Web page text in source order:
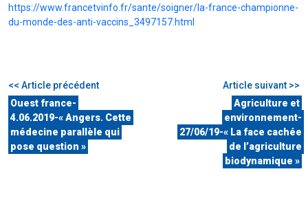
https://www.francetvinfo.fr/sante/soigner/la-france-championne-
du-monde-des-anti-vaccins_3497157.html
<< Article précédent
Ouest france-
4.06.2019-« Angers. Cette
médecine parallèle qui
pose question »
Article suivant >>
Agriculture et
environnement-
27/06/19-« La face cachée
de l’agriculture
biodynamique »